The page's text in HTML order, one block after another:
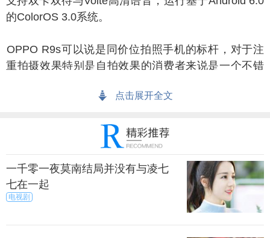
的ColorOS 3.0系统。
R9s可以说是同价位拍照手机的标杆，对于注
重拍摄效果特别是自拍效果的消费者来说是一个不错
生活工作节奏比较快的人来说很实用。全新的固态指
纹按键也为OPPO R9s增色不少。OPPO R9s的定价
为2799元，这个价格并不算高。
下一页
来源：今日临沂 秀目网 /科技 /手机
点击展开全文
一千零一夜莫南结局并没有与凌七
七在一起
电视剧